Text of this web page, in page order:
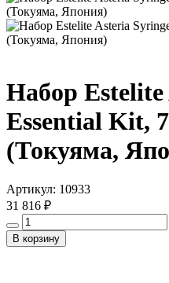
Набор
Essential Kit,
(Токуяма,
Артикул: 10933
31 816 ₽
В корзину